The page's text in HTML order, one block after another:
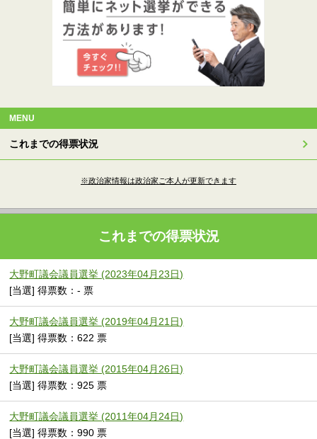
MENU
これまでの得票状況
※政治家情報は政治家ご本人が更新できます
これまでの得票状況
大野町議会議員選挙 (2023年04月23日)
[当選] 得票数：- 票
大野町議会議員選挙 (2019年04月21日)
[当選] 得票数：622 票
大野町議会議員選挙 (2015年04月26日)
[当選] 得票数：925 票
大野町議会議員選挙 (2011年04月24日)
[当選] 得票数：990 票